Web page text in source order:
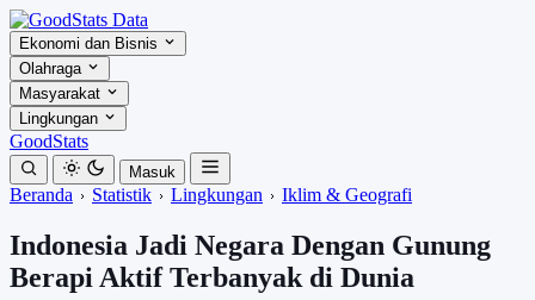
Ekonomi dan Bisnis
Olahraga
Masyarakat
Lingkungan
GoodStats
Masuk
Beranda Statistik Lingkungan Iklim & Geografi
Indonesia Jadi Negara Dengan Gunung
Berapi Aktif Terbanyak di Dunia